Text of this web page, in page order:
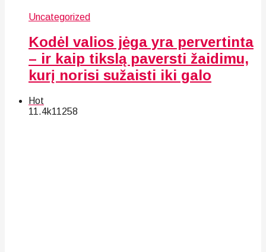
Uncategorized
Kodėl valios jėga yra pervertinta
– ir kaip tikslą paversti žaidimu,
kurį norisi sužaisti iki galo
Hot
11.4k11258